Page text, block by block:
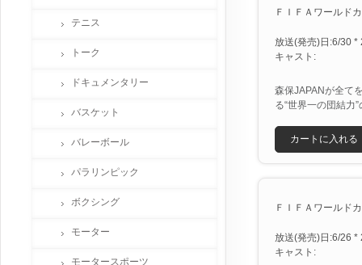
ＦＩＦＡワールド
放送(発売)日:6/30 *
キャスト:
森保JAPANが全て
る“世界一の団結力
カートに入れる
ＦＩＦＡワールド
放送(発売)日:6/26 *
キャスト:
テニス
トーク
ドキュメンタリー
バスケット
バレーボール
パラリンピック
ボクシング
モーター
モータースポーツ